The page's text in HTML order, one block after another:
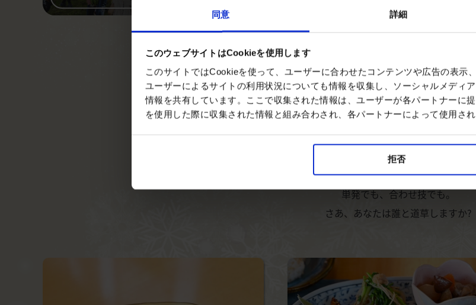
同意 詳細
このウェブサイトはCookieを使用します
このサイトではCookieを使って、ユーザーに合わせたコンテンツや広告の表示
ユーザーによるサイトの利用状況についても情報を収集し、ソーシャルメディ
情報を共有しています。ここで収集された情報は、ユーザーが各パートナーに
を使用した際に収集された情報と組み合わされ、各パートナーによって使用され
拒否
特集企画
横手だからこそできる「コト体験」を道案
横手エキスパート達の中からピックアップ
単発でも、合わせ技でも。
さあ、あなたは誰と道草しますか?